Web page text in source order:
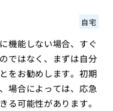
自宅
機能しない場合、すぐ
ではなく、まずは自分
をお勧めします。初期
場合によっては、応急
る可能性があります。